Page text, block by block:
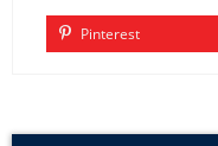
Pinterest